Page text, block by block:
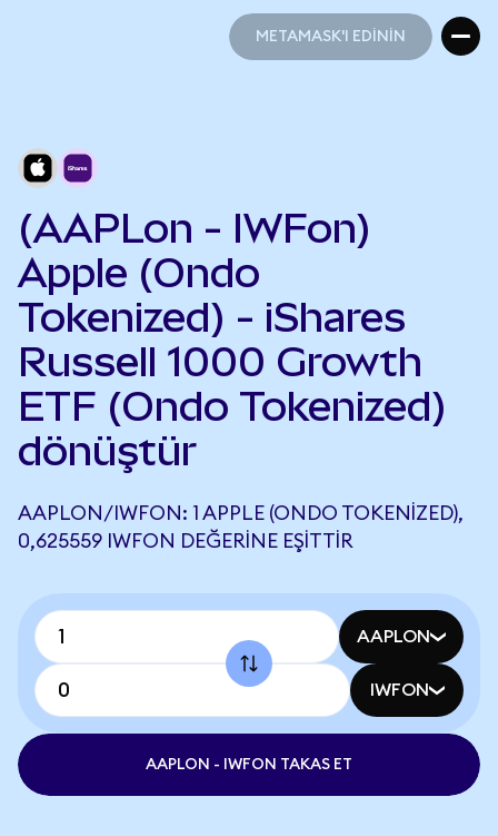
METAMASK'I EDİNİN
(AAPLon - IWFon)
Apple (Ondo
Tokenized) - iShares
Russell 1000 Growth
ETF (Ondo Tokenized)
dönüştür
AAPLON/IWFON: 1 APPLE (ONDO TOKENIZED),
0,625559 IWFON DEĞERINE EŞITTIR
AAPLON
IWFON
AAPLON - IWFON TAKAS ET